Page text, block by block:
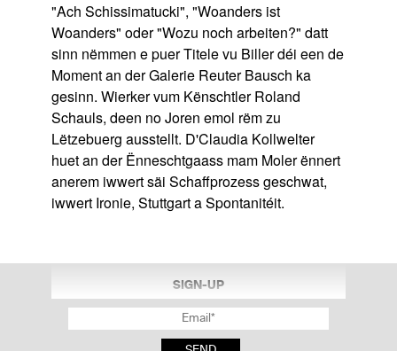
"Ach Schissimatucki", "Woanders ist
Woanders" oder "Wozu noch arbeiten?" datt
sinn nëmmen e puer Titele vu Biller déi een de
Moment an der Galerie Reuter Bausch ka
gesinn. Wierker vum Kënschtler Roland
Schauls, deen no Joren emol rëm zu
Lëtzebuerg ausstellt. D'Claudia Kollwelter
huet an der Ënneschtgaass mam Moler ënnert
anerem iwwert säi Schaffprozess geschwat,
iwwert Ironie, Stuttgart a Spontanitéit.
SIGN-UP